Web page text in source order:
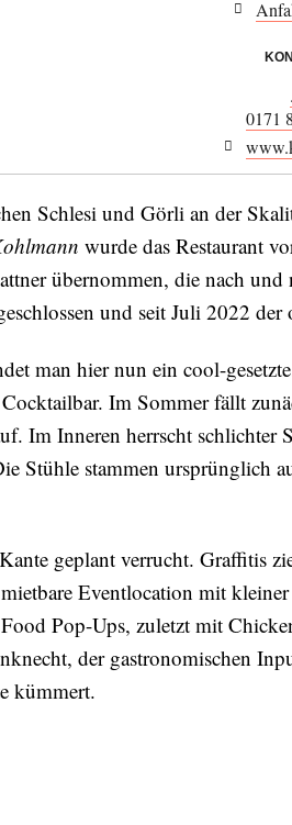
0171
Schlesi und Görli an der
wurde das Restaurant
übernommen, die nach
und seit Juli 2022
man hier nun ein cool-
Im Sommer fällt
Im Inneren herrscht
Stühle stammen ursprünglich
geplant verrucht. Graffitis
Eventlocation mit
Pop-Ups, zuletzt mit
der gastronomischen
kümmert.